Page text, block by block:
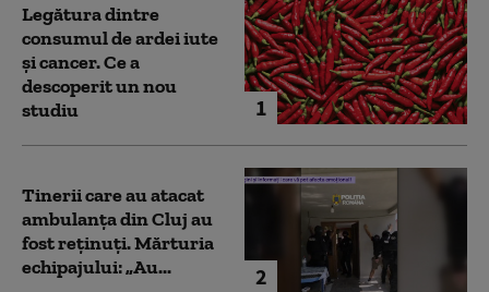
1
Legătura dintre
consumul de ardei iute
și cancer. Ce a
descoperit un nou
studiu
2
Tinerii care au atacat
ambulanța din Cluj au
fost reținuți. Mărturia
echipajului: „Au...